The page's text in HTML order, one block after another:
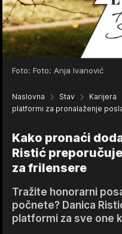
Foto: Foto: Anja Ivanović
Naslovna Stav Karijera
platformi za pronalaženje
Kako pronaći
Ristić
za frilensere
Tražite honorarni
počnete? Danica
platformi za sve one